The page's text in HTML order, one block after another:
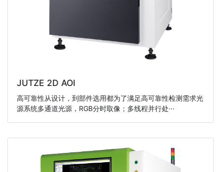
JUTZE 2D AOI
高可靠性从设计，到部件选用都为了满足高可靠性检测需求光
源系统多通道光源，RGB分时取像；多线程并行处···